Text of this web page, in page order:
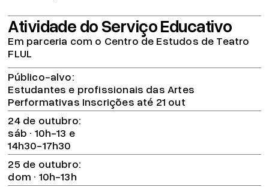
Atividade do Serviço Educativo
Em parceria com o Centro de Estudos de Teatro
FLUL
Público-alvo
Estudantes e profissionais das Artes
Performativas Inscrições até 21 out
24 de outubro
sáb · 10h-13 e
14h30-17h30
25 de outubro
dom · 10h-13h